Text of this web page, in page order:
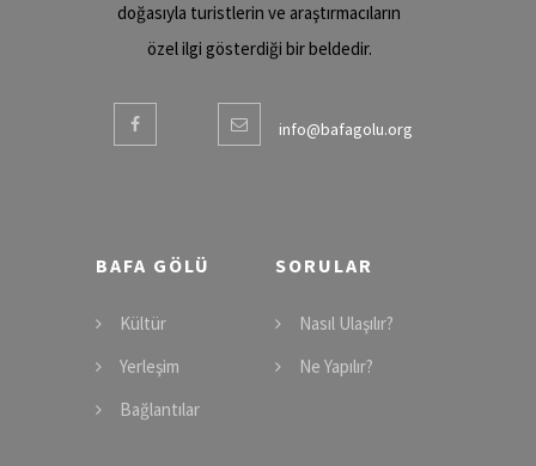
doğasıyla turistlerin ve araştırmacıların
özel ilgi gösterdiği bir beldedir.
info@bafagolu.org
BAFA GÖLÜ
Kültür
Yerleşim
Bağlantılar
SORULAR
Nasıl Ulaşılır?
Ne Yapılır?